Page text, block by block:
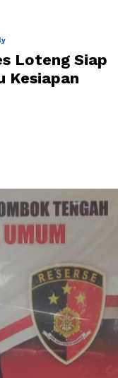
Loteng Siap
Kesiapan